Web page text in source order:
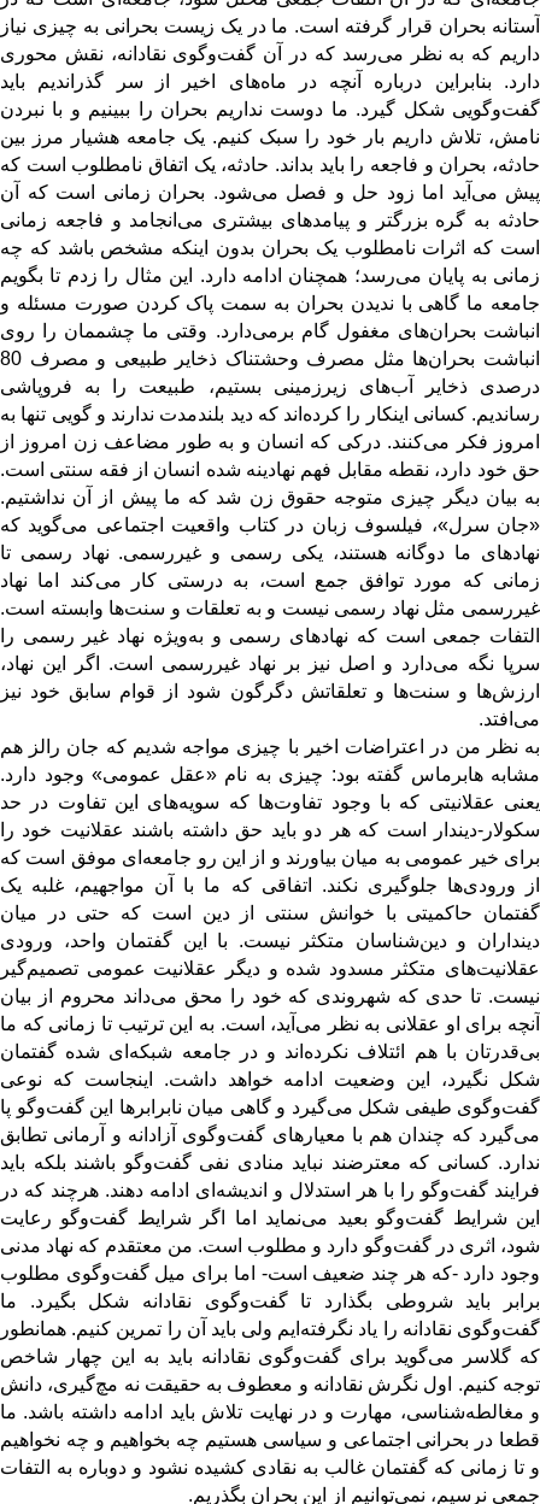
آستانه بحران قرار گرفته است. ما در یک زیست بحرانی به چیزی نیاز
داریم که به نظر می‌رسد که در آن گفت‌وگوی نقادانه، نقش محوری
دارد. بنابراین درباره آنچه در ماه‌های اخیر از سر گذراندیم باید
گفت‌وگویی شکل گیرد. ما دوست نداریم بحران را ببینیم و با نبردن
نامش، تلاش داریم بار خود را سبک کنیم. یک جامعه هشیار مرز بین
حادثه، بحران و فاجعه را باید بداند. حادثه، یک اتفاق نامطلوب است که
پیش می‌آید اما زود حل و فصل می‌شود. بحران زمانی است که آن
حادثه به گره بزرگتر و پیامد‌های بیشتری می‌انجامد و فاجعه زمانی
است که اثرات نامطلوب یک بحران بدون اینکه مشخص باشد که چه
زمانی به پایان می‌رسد؛ همچنان ادامه دارد. این مثال را زدم تا بگویم
جامعه ما گاهی با ندیدن بحران به سمت پاک کردن صورت مسئله و
انباشت بحران‌های مغفول گام برمی‌دارد. وقتی ما چشممان را روی
انباشت بحران‌ها مثل مصرف وحشتناک ذخایر طبیعی و مصرف 80
درصدی ذخایر آب‌های زیرزمینی بستیم، طبیعت را به فروپاشی
رساندیم. کسانی اینکار را کرده‌اند که دید بلندمدت ندارند و گویی تنها به
امروز فکر می‌کنند. درکی که انسان و به طور مضاعف زن امروز از
حق خود دارد، نقطه مقابل فهم نهادینه شده انسان از فقه سنتی است.
به بیان دیگر چیزی متوجه حقوق زن شد که ما پیش از آن نداشتیم.
«جان سرل»، فیلسوف زبان در کتاب واقعیت اجتماعی می‌گوید که
نهادهای ما دوگانه هستند، یکی رسمی و غیر‌رسمی. نهاد رسمی تا
زمانی که مورد توافق جمع است، به درستی کار می‌کند اما نهاد
غیررسمی مثل نهاد رسمی نیست و به تعلقات و سنت‌ها وابسته است.
التفات جمعی است که نهادهای رسمی و به‌ویژه نهاد غیر رسمی را
سرپا نگه می‌دارد و اصل نیز بر نهاد غیر‌رسمی است. اگر این نهاد،
ارزش‌ها و سنت‌ها و تعلقاتش دگرگون شود از قوام سابق خود نیز
می‌افتد.
به نظر من در اعتراضات اخیر با چیزی مواجه شدیم که جان رالز هم
مشابه هابرماس گفته بود: چیزی به نام «عقل عمومی» وجود دارد.
یعنی عقلانیتی که با وجود تفاوت‌ها که سویه‌های این تفاوت در حد
سکولار-دیندار است که هر دو باید حق داشته باشند عقلانیت خود را
برای خیر عمومی به میان بیاورند و از این رو جامعه‌ای موفق است که
از ورودی‌ها جلوگیری نکند. اتفاقی که ما با آن مواجهیم، غلبه یک
گفتمان حاکمیتی با خوانش سنتی از دین است که حتی در میان
دینداران و دین‌شناسان متکثر نیست. با این گفتمان واحد، ورودی
عقلانیت‌های متکثر مسدود شده و دیگر عقلانیت عمومی تصمیم‌گیر
نیست. تا حدی که شهروندی که خود را محق می‌داند محروم از بیان
آنچه برای او عقلانی به نظر می‌آید، است. به این ترتیب تا زمانی که ما
بی‌قدرتان با هم ائتلاف نکرده‌اند و در جامعه شبکه‌ای شده گفتمان
شکل نگیرد، این وضعیت ادامه خواهد داشت. اینجاست که نوعی
گفت‌وگوی طیفی شکل می‌گیرد و گاهی میان نابرابرها این گفت‌وگو پا
می‌گیرد که چندان هم با معیارهای گفت‌وگوی آزادانه و آرمانی تطابق
ندارد. کسانی که معترضند نباید منادی نفی گفت‌‌وگو باشند بلکه باید
فرایند گفت‌وگو را با هر استدلال و اندیشه‌ای ادامه دهند. هرچند که در
این شرایط گفت‌وگو بعید می‌نماید اما اگر شرایط گفت‌وگو رعایت
شود، اثری در گفت‌وگو دارد و مطلوب است. من معتقدم که نهاد مدنی
وجود دارد -که هر چند ضعیف است- اما برای میل گفت‌وگوی مطلوب
برابر باید شروطی بگذارد تا گفت‌وگوی نقادانه شکل بگیرد. ما
گفت‌وگوی نقادانه را یاد نگرفته‌ایم ولی باید آن را تمرین کنیم. همانطور
که گلاسر می‌گوید برای گفت‌وگوی نقادانه باید به این چهار شاخص
توجه کنیم. اول نگرش نقادانه و معطوف به حقیقت نه مچ‌گیری، دانش
و مغالطه‌شناسی، مهارت و در نهایت تلاش باید ادامه داشته باشد. ما
قطعا در بحرانی اجتماعی و سیاسی هستیم چه بخواهیم و چه نخواهیم
و تا زمانی که گفتمان غالب به نقادی کشیده نشود و دوباره به التفات
جمعی نرسیم، نمی‌توانیم از این بحران بگذریم.